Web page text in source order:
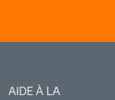
AIDE À LA